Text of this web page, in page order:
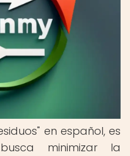
en español, es
minimizar la